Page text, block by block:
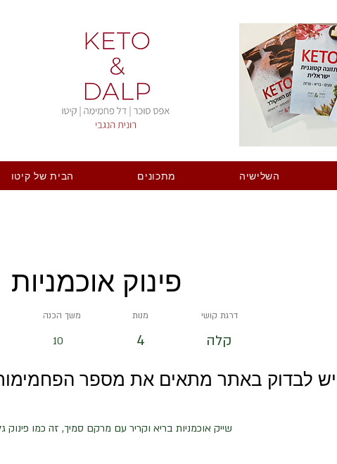
השלישיה מתכונים הבית של קיטו
פינוק אוכמניות
10 4 קלה
דרגת קושי מנות משך הכנה
יש לבדוק באתר מתאים את מספר
שייק אוכמניות בריא וקריר עם מרקם סמיך, זה כמו פינוק